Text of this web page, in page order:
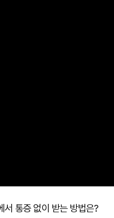
서 통증 없이 받는 방법은?